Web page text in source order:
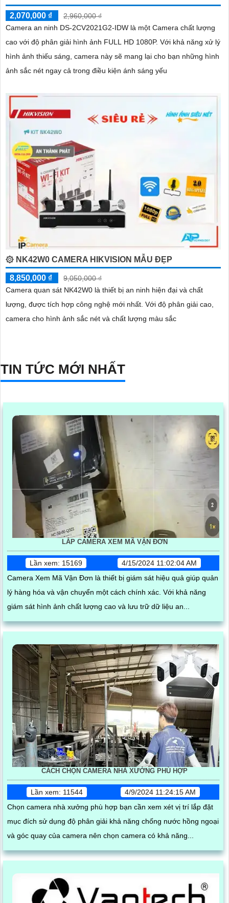
2,070,000 ₫
2,960,000 ₫
Camera an ninh DS-2CV2021G2-IDW là một Camera chất lượng
cao với độ phân giải hình ảnh FULL HD 1080P. Với khả năng xử lý
hình ảnh thiếu sáng, camera này sẽ mang lại cho bạn những hình
ảnh sắc nét ngay cả trong điều kiện ánh sáng yếu
۞ NK42W0 CAMERA HIKVISION MẪU ĐẸP
8,850,000 ₫
9,050,000 ₫
Camera quan sát NK42W0 là thiết bị an ninh hiện đại và chất
lượng, được tích hợp công nghệ mới nhất. Với độ phân giải cao,
camera cho hình ảnh sắc nét và chất lượng màu sắc
TIN TỨC MỚI NHẤT
LẮP CAMERA XEM MÃ VẬN ĐƠN
Lần xem: 15169
4/15/2024 11:02:04 AM
Camera Xem Mã Vận Đơn là thiết bị giám sát hiệu quả giúp quản
lý hàng hóa và vận chuyển một cách chính xác. Với khả năng
giám sát hình ảnh chất lượng cao và lưu trữ dữ liệu an...
CÁCH CHỌN CAMERA NHÀ XƯỞNG PHÙ HỢP
Lần xem: 11544
4/9/2024 11:24:15 AM
Chọn camera nhà xưởng phù hợp bạn cần xem xét vị trí lắp đặt
mục đích sử dụng độ phân giải khả năng chống nước hồng ngoại
và góc quay của camera nên chọn camera có khả năng...